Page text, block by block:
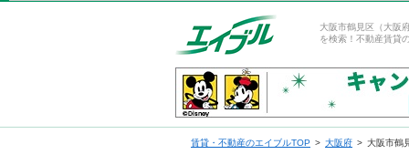
大阪市鶴見区（大阪
を検索！不動産賃貸
賃貸・不動産のエイブルTOP 大阪府 大阪市鶴